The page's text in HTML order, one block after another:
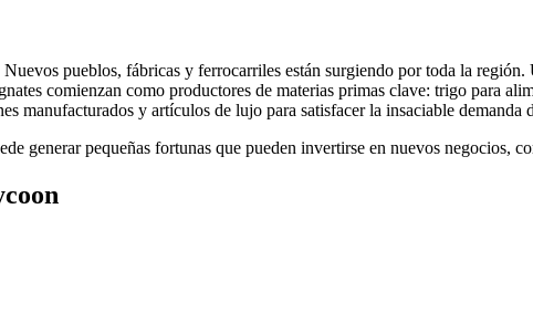
pueblos, fábricas y ferrocarriles están surgiendo por toda la
comienzan como productores de materias primas clave: trigo para
manufacturados y artículos de lujo para satisfacer la insaciable demanda
generar pequeñas fortunas que pueden invertirse en nuevos negocios,